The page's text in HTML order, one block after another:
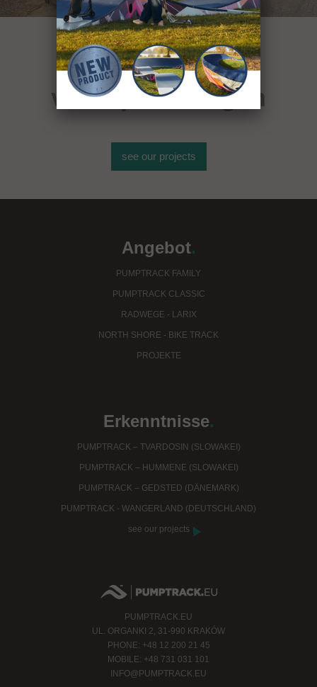
über 400
von Sportanlagen
see our projects
Angebot.
PUMPTRACK FAMILY
PUMPTRACK CLASSIC
RADWEGE - LARIX
NORTH SHORE - BIKE TRACK
PROJEKTE
Erkenntnisse.
PUMPTRACK – TVARDOSIN (SLOWAKEI)
PUMPTRACK – HUMMENE (SLOWAKEI)
PUMPTRACK – GEDSTED (DÄNEMARK)
PUMPTRACK - WANGERLAND (DEUTSCHLAND)
see our projects
PUMPTRACK.EU
UL. ORGANKI 2, 31-990 KRAKÓW
PHONE: +48 12 200 21 45
MOBILE: +48 731 031 101
INFO@PUMPTRACK.EU